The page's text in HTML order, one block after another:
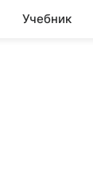
Учебник